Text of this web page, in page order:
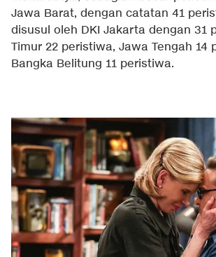
Jawa Barat, dengan catatan 41
disusul oleh DKI Jakarta dengan 31
Timur 22 peristiwa, Jawa Tengah 14
Bangka Belitung 11 peristiwa.